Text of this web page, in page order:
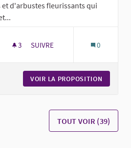
et d'arbustes fleurissants qui
3 3 ABONNÉS
SUIVRE 0
VOIR LA PROPOSITION
TOUT VOIR (39)